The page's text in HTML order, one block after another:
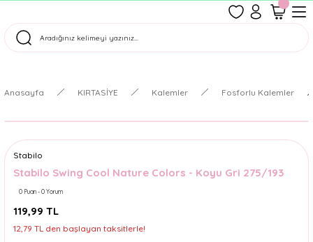
Tüm Siparişler Aynı Gün Kargoda!
Anasayfa KIRTASİYE Kalemler Fosforlu Kalemler
Stabilo
Stabilo Swing Cool Nature Colors - Koyu Gri 275/193
0 Puan - 0 Yorum
119,99 TL
12,79 TL den başlayan taksitlerle!